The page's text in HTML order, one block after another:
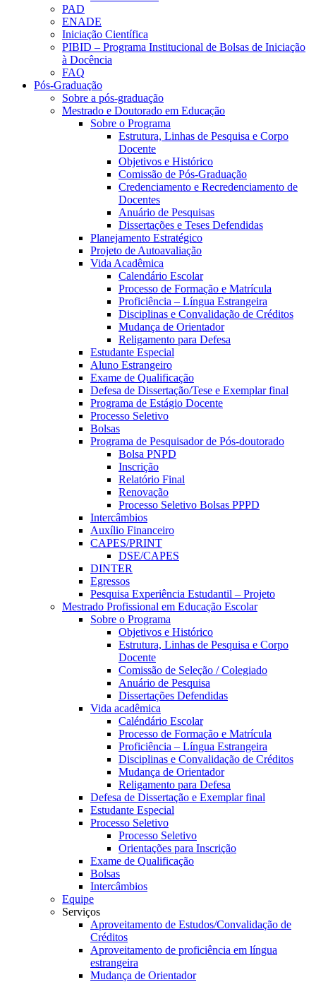
PAD
ENADE
Iniciação Científica
PIBID – Programa Institucional de Bolsas de Iniciação
à Docência
FAQ
Pós-Graduação
Sobre a pós-graduação
Mestrado e Doutorado em Educação
Sobre o Programa
Estrutura, Linhas de Pesquisa e Corpo
Docente
Objetivos e Histórico
Comissão de Pós-Graduação
Credenciamento e Recredenciamento de
Docentes
Anuário de Pesquisas
Dissertações e Teses Defendidas
Planejamento Estratégico
Projeto de Autoavaliação
Vida Acadêmica
Calendário Escolar
Processo de Formação e Matrícula
Proficiência – Língua Estrangeira
Disciplinas e Convalidação de Créditos
Mudança de Orientador
Religamento para Defesa
Estudante Especial
Aluno Estrangeiro
Exame de Qualificação
Defesa de Dissertação/Tese e Exemplar final
Programa de Estágio Docente
Processo Seletivo
Bolsas
Programa de Pesquisador de Pós-doutorado
Bolsa PNPD
Inscrição
Relatório Final
Renovação
Processo Seletivo Bolsas PPPD
Intercâmbios
Auxílio Financeiro
CAPES/PRINT
DSE/CAPES
DINTER
Egressos
Pesquisa Experiência Estudantil – Projeto
Mestrado Profissional em Educação Escolar
Sobre o Programa
Objetivos e Histórico
Estrutura, Linhas de Pesquisa e Corpo
Docente
Comissão de Seleção / Colegiado
Anuário de Pesquisa
Dissertações Defendidas
Vida acadêmica
Caléndário Escolar
Processo de Formação e Matrícula
Proficiência – Língua Estrangeira
Disciplinas e Convalidação de Créditos
Mudança de Orientador
Religamento para Defesa
Defesa de Dissertação e Exemplar final
Estudante Especial
Processo Seletivo
Processo Seletivo
Orientações para Inscrição
Exame de Qualificação
Bolsas
Intercâmbios
Equipe
Serviços
Aproveitamento de Estudos/Convalidação de
Créditos
Aproveitamento de proficiência em língua
estrangeira
Mudança de Orientador